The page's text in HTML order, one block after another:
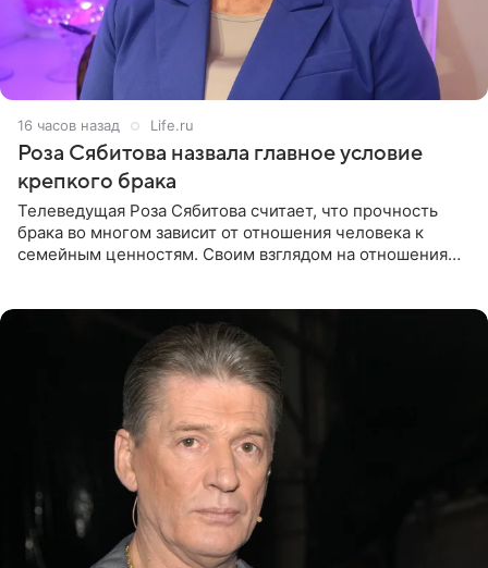
16 часов назад Life.ru
Роза Сябитова назвала главное условие
крепкого брака
Телеведущая Роза Сябитова считает, что прочность
брака во многом зависит от отношения человека к
семейным ценностям. Своим взглядом на отношения